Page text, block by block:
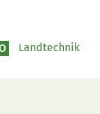
Landtechnik